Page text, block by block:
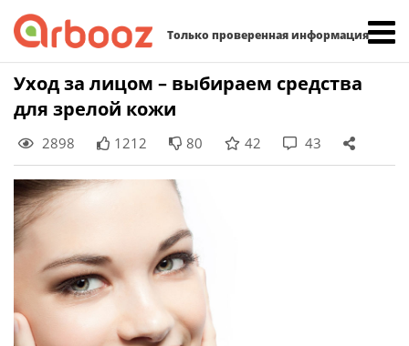
Только проверенная информация
Skip
content
Уход за лицом – выбираем средства
для зрелой кожи
2898 1212 80 42 43
Найти: